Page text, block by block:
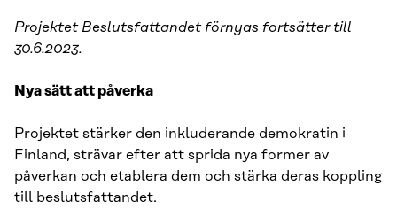
Projektet Beslutsfattandet förnyas fortsätter till
30.6.2023.
Nya sätt att påverka
Projektet stärker den inkluderande demokratin i
Finland, strävar efter att sprida nya former av
påverkan och etablera dem och stärka deras koppling
till beslutsfattandet.